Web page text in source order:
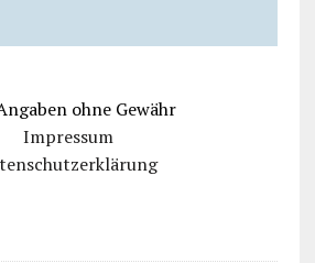
ohne Gewähr
Impressum